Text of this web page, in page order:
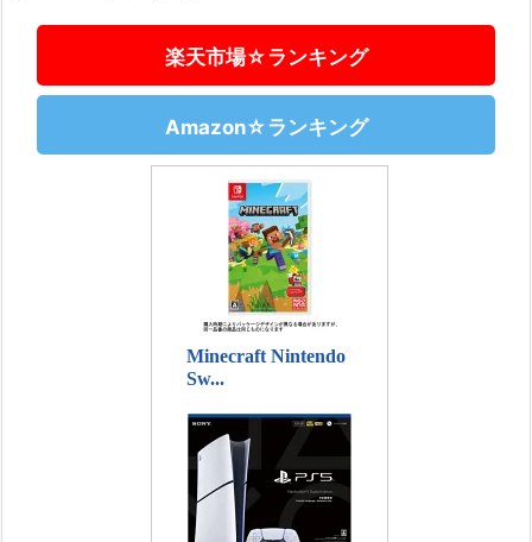
楽天市場☆ランキング
Amazon☆ランキング